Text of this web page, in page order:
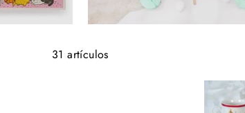
31 artículos